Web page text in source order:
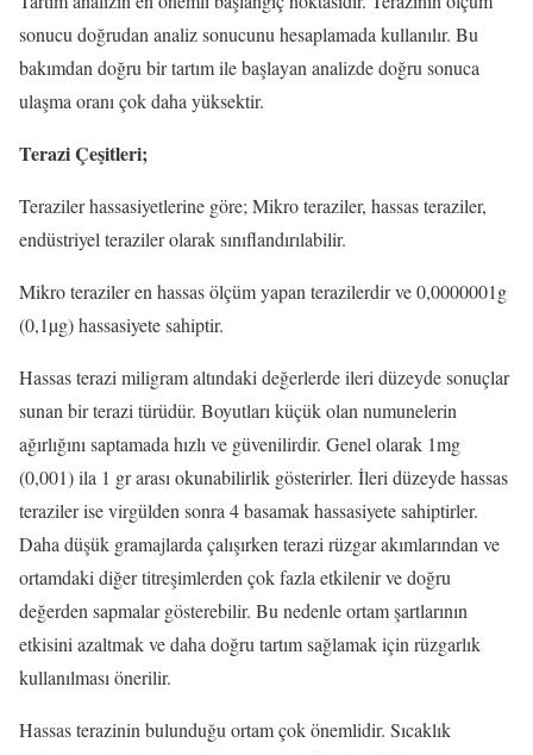
sonucu doğrudan analiz sonucunu hesaplamada kullanılır. Bu
bakımdan doğru bir tartım ile başlayan analizde doğru sonuca
ulaşma oranı çok daha yüksektir.
Terazi Çeşitleri;
Teraziler hassasiyetlerine göre; Mikro teraziler, hassas teraziler,
endüstriyel teraziler olarak sınıflandırılabilir.
Mikro teraziler en hassas ölçüm yapan terazilerdir ve 0,0000001g
(0,1µg) hassasiyete sahiptir.
Hassas terazi miligram altındaki değerlerde ileri düzeyde sonuçlar
sunan bir terazi türüdür. Boyutları küçük olan numunelerin
ağırlığını saptamada hızlı ve güvenilirdir. Genel olarak 1mg
(0,001) ila 1 gr arası okunabilirlik gösterirler. İleri düzeyde hassas
teraziler ise virgülden sonra 4 basamak hassasiyete sahiptirler.
Daha düşük gramajlarda çalışırken terazi rüzgar akımlarından ve
ortamdaki diğer titreşimlerden çok fazla etkilenir ve doğru
değerden sapmalar gösterebilir. Bu nedenle ortam şartlarının
etkisini azaltmak ve daha doğru tartım sağlamak için rüzgarlık
kullanılması önerilir.
Hassas terazinin bulunduğu ortam çok önemlidir. Sıcaklık